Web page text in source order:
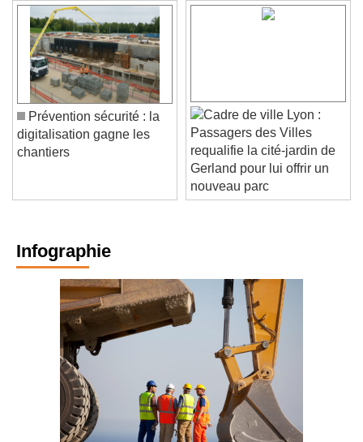
Prévention sécurité : la
digitalisation gagne les
Lyon :
Passagers des Villes
requalifie la cité-jardin de
Gerland pour lui offrir un
nouveau parc
Infographie